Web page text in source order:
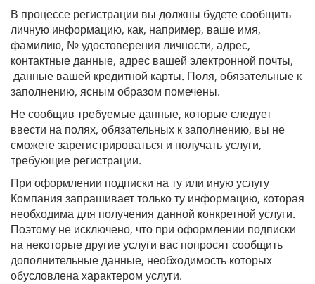
В процессе регистрации вы должны будете сообщить
личную информацию, как, например, ваше имя,
фамилию, № удостоверения личности, адрес,
контактные данные, адрес вашей электронной почты,
данные вашей кредитной карты. Поля, обязательные к
заполнению, ясным образом помечены.
Не сообщив требуемые данные, которые следует
ввести на полях, обязательных к заполнению, вы не
сможете зарегистрироваться и получать услуги,
требующие регистрации.
При оформлении подписки на ту или иную услугу
Компания запрашивает только ту информацию, которая
необходима для получения данной конкретной услуги.
Поэтому не исключено, что при оформлении подписки
на некоторые другие услуги вас попросят сообщить
дополнительные данные, необходимость которых
обусловлена характером услуги.